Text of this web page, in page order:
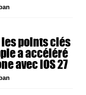
points clés
a accéléré
avec iOS 27